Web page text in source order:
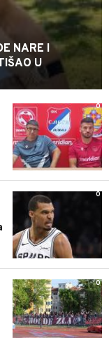
NARE I
U
0
0
0